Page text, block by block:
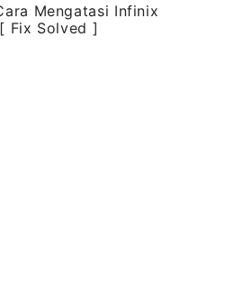
Mengatasi Infinix
Fix Solved ]